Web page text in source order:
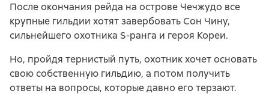
После окончания рейда на острове Чечжудо все
крупные гильдии хотят завербовать Сон Чину,
сильнейшего охотника S-ранга и героя Кореи.
Но, пройдя тернистый путь, охотник хочет основать
свою собственную гильдию, а потом получить
ответы на вопросы, которые давно его терзают.